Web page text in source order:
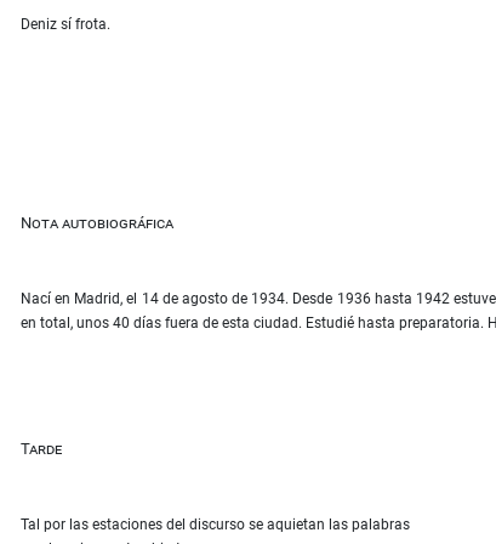
Deniz sí frota.
Nota autobiográfica
Nací en Madrid, el 14 de agosto de 1934. Desde 1936 hasta 1942
en total, unos 40 días fuera de esta ciudad. Estudié hasta preparatoria.
Tarde
Tal por las estaciones del discurso se aquietan las palabras